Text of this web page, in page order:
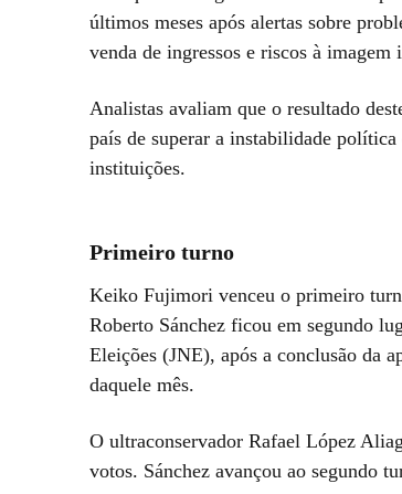
últimos meses após alertas sobre
venda de ingressos e riscos à
Analistas avaliam que o resultado
país de superar a instabilidade
instituições.
Primeiro turno
Keiko Fujimori venceu o primeiro
Roberto Sánchez ficou em segundo
Eleições (JNE), após a conclusão da
daquele mês.
O ultraconservador Rafael López
votos. Sánchez avançou ao segundo